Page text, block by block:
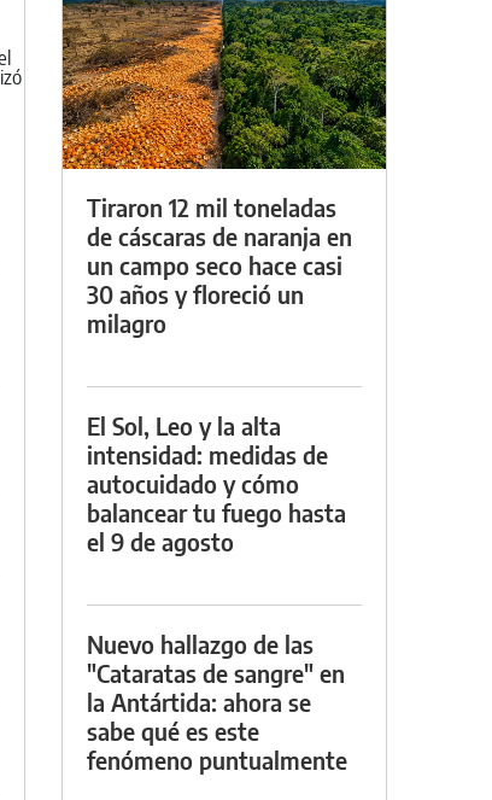
Tiraron 12 mil toneladas
de cáscaras de naranja en
un campo seco hace casi
30 años y floreció un
milagro
El Sol, Leo y la alta
intensidad: medidas de
autocuidado y cómo
balancear tu fuego hasta
el 9 de agosto
Nuevo hallazgo de las
"Cataratas de sangre" en
la Antártida: ahora se
sabe qué es este
fenómeno puntualmente